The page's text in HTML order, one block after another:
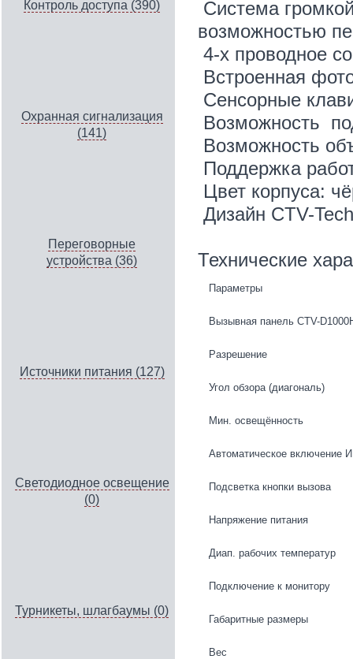
Контроль доступа (390)
Охранная сигнализация
(141)
Переговорные
устройства (36)
Источники питания (127)
Светодиодное освещение
(0)
Турникеты, шлагбаумы (0)
Система
возможностью
4-х проводное
Встроенная
Сенсорные
Возможность
Возможность
Поддержка
Цвет корпуса:
Дизайн CTV-Tech
Технические
Параметры
Вызывная панель CTV-
Разрешение
Угол обзора (диагональ)
Мин. освещённость
Автоматическое включение
Подсветка кнопки вызова
Напряжение питания
Диап. рабочих температур
Подключение к монитору
Габаритные размеры
Вес